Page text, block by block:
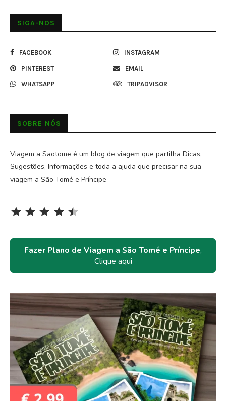
SIGA-NOS
FACEBOOK INSTAGRAM
PINTEREST EMAIL
WHATSAPP TRIPADVISOR
SOBRE NÓS
Viagem a Saotome é um blog de viagem que partilha Dicas,
Sugestões, Informações e toda a ajuda que precisar na sua
viagem a São Tomé e Príncipe
⭐⭐⭐ ⭐⭐
Fazer Plano de Viagem a São Tomé e Príncipe,
Clique aqui